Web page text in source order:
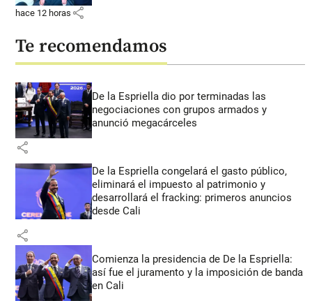
hace 12 horas share
Te recomendamos
De la Espriella dio por terminadas las
negociaciones con grupos armados y
anunció megacárceles
share
De la Espriella congelará el gasto público,
eliminará el impuesto al patrimonio y
desarrollará el fracking: primeros anuncios
desde Cali
share
Comienza la presidencia de De la Espriella:
así fue el juramento y la imposición de banda
en Cali